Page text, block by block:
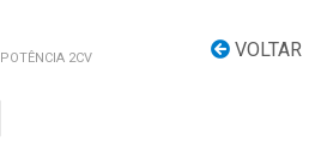
VOLTAR
POTÊNCIA 2CV